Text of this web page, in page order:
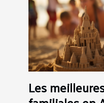
Les